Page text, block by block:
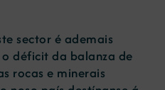
sector é ademais
déficit da balanza de
rocas e minerais